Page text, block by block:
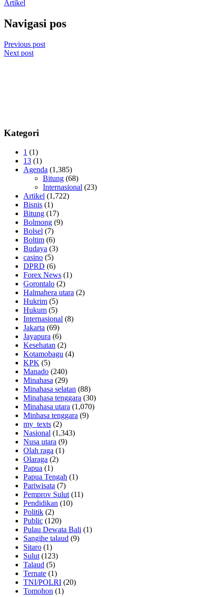
Artikel
Navigasi pos
Previous post
Next post
Kategori
1 (1)
13 (1)
Agenda (1,385)
Bitung (68)
Internasional (23)
Artikel (1,722)
Bisnis (1)
Bitung (17)
Bolmong (9)
Bolsel (7)
Boltim (6)
Budaya (3)
casino (5)
DPRD (6)
Forex News (1)
Gorontalo (2)
Halmahera utara (2)
Hukrim (5)
Hukum (5)
Internasional (8)
Jakarta (69)
Jayapura (6)
Kesehatan (2)
Kotamobagu (4)
KPK (5)
Manado (240)
Minahasa (29)
Minahasa selatan (88)
Minahasa tenggara (30)
Minahasa utara (1,070)
Minhasa tenggara (9)
my_texts (2)
Nasional (1,343)
Nusa utara (9)
Olah raga (1)
Olaraga (2)
Papua (1)
Papua Tengah (1)
Pariwisata (7)
Pemprov Sulut (11)
Pendidikan (10)
Politik (2)
Public (120)
Pulau Dewata Bali (1)
Sangihe talaud (9)
Sitaro (1)
Sulut (123)
Talaud (5)
Ternate (1)
TNI/POLRI (20)
Tomohon (1)